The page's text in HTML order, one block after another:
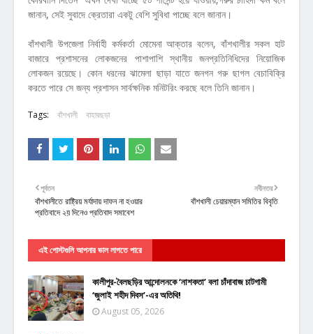
জানান, সেই সুবাদে ক্রেতারা একটু বেশি সুবিধা পাচ্ছে বলে জানান।
বাঁশখালী উপজেলা নির্বাহী কর্মকর্তা মোমেনা আক্তার বলেন, বাঁশখালীর সকল হাট
বাজারে প্রশাসনের লোকজনের পাশাপাশি স্থানীয় জনপ্রতিনিধিদের নিয়োজিক
লোকজন রয়েছে। কোন ধরনের ঝামেলা ছাড়া যাতে জনগন গরু ছাগল বেচাবিক্রি
করতে পারে সে জন্য প্রশাসন সার্বক্ষনিক মনিটরিং করছে বলে তিনি জানান।
Tags: বাঁশখালী বাহারছড়া
নবীনতর
বাঁশখালী চেয়ারম্যান সমিতির বিবৃতি
পূর্বতন
বাঁশখালীতে রাষ্ট্রিয় মর্যাদায় দাফন না হওয়ার
প্রতিবাদে ২য় দিনেও প্রতিবাদ সমাবেশ
এই পোস্টগুলি আপনার ভাল লাগতে পারে
কালীপুর-বৈলছড়ির আন্দোলনকে ‘নাশকতা’ বলা চাঁদাবাজ চাটগামী
‘জুলাই শহীদ দিবস’-এর অতিথি!
August 05, 2026